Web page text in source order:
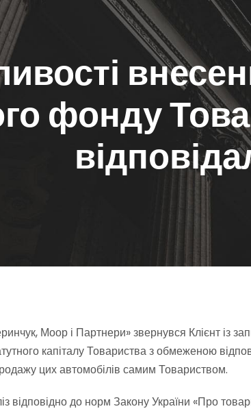
фонду
Моор і Партнери» звернувся Клієнт
капіталу Товариства з обмеженою
цих автомобілів самим Товариством.
відповідно до норм Закону України «Про